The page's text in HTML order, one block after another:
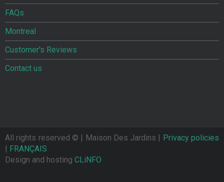
FAQs
Montreal
Customer's Reviews
Contact us
All rights reserved © | Maison Des Jardins |
Privacy policies
FRANÇAIS
Design and hosting CLiNFO